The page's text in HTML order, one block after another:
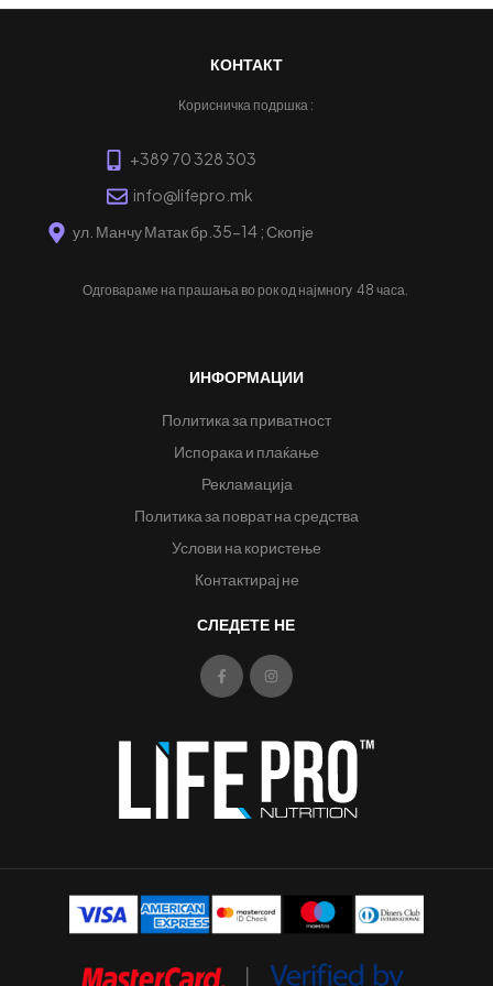
КОНТАКТ
Корисничка подршка :
+389 70 328 303
info@lifepro.mk
ул. Манчу Матак бр.35-14 ; Скопје
Одговараме на прашања во рок од најмногу 48 часа.
ИНФОРМАЦИИ
Политика за приватност
Испорака и плаќање
Рекламација
Политика за поврат на средства
Услови на користење
Контактирај не
СЛЕДЕТЕ НЕ